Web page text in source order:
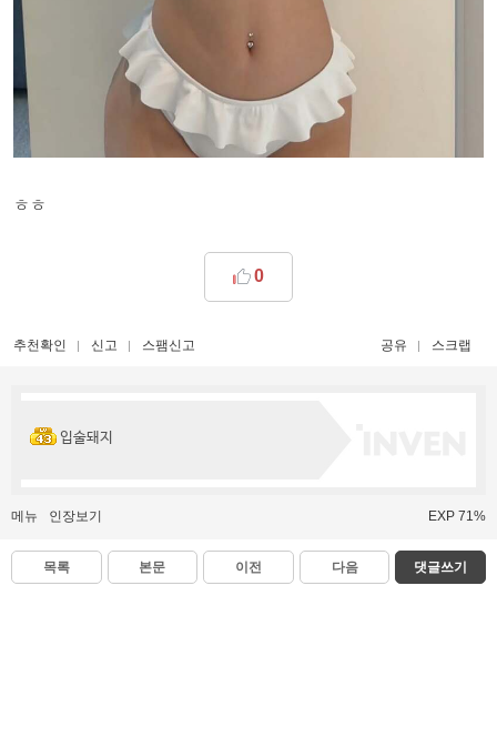
ㅎㅎ
0
추천확인 신고 스팸신고 공유 스크랩
입술돼지
메뉴 인장보기 EXP 71%
목록 본문 이전 다음 댓글쓰기